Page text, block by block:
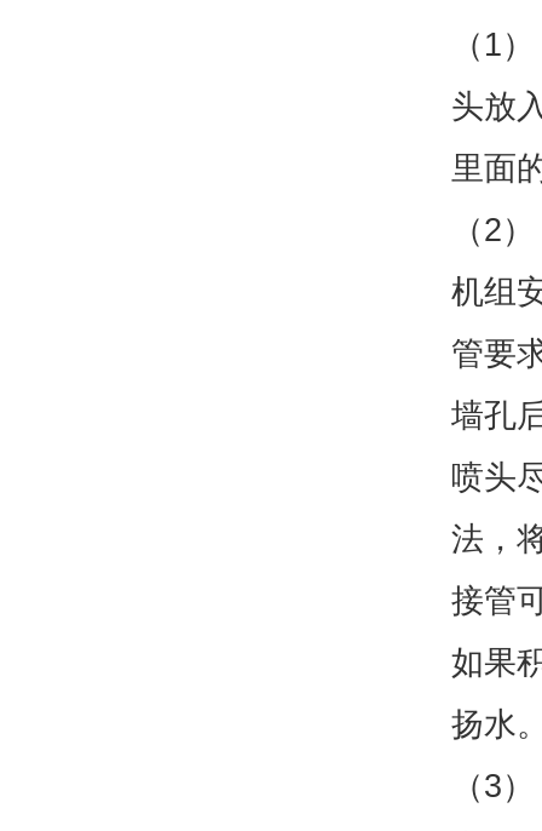
（1
头放
里面
（2
机组
管要
墙孔
喷头
法，
接管
如果
扬水
（3